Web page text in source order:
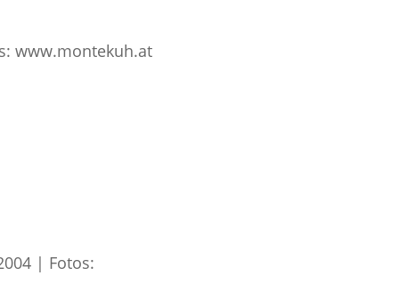
www.montekuh.at
| Fotos: